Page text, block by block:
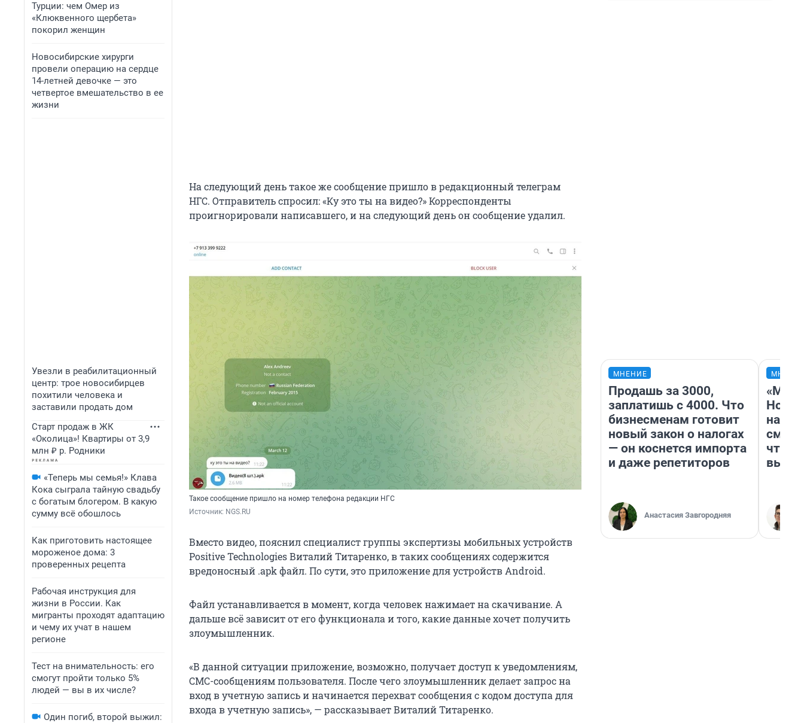
Турции: чем Омер из
«Клюквенного щербета»
покорил женщин
Новосибирские хирурги
провели операцию на сердце
14-летней девочке — это
четвертое вмешательство в ее
жизни
Увезли в реабилитационный
центр: трое новосибирцев
похитили человека и
заставили продать дом
Старт продаж в ЖК
«Околица»! Квартиры от 3,9
млн ₽ р. Родники
«Теперь мы семья!» Клава
Кока сыграла тайную свадьбу
с богатым блогером. В какую
сумму всё обошлось
Как приготовить настоящее
мороженое дома: 3
проверенных рецепта
Рабочая инструкция для
жизни в России. Как
мигранты проходят адаптацию
и чему их учат в нашем
регионе
Тест на внимательность: его
смогут пройти только 5%
людей — вы в их числе?
Один погиб, второй выжил:
На следующий день такое же сообщение пришло в редакционный телеграм
НГС. Отправитель спросил: «Ку это ты на видео?» Корреспонденты
проигнорировали написавшего, и на следующий день он сообщение удалил.
Такое сообщение пришло на номер телефона редакции НГС
Источник: NGS.RU
Вместо видео, пояснил специалист группы экспертизы мобильных устройств
Positive Technologies Виталий Титаренко, в таких сообщениях содержится
вредоносный .apk файл. По сути, это приложение для устройств Android.
Файл устанавливается в момент, когда человек нажимает на скачивание. А
дальше всё зависит от его функционала и того, какие данные хочет получить
злоумышленник.
«В данной ситуации приложение, возможно, получает доступ к уведомлениям,
СМС-сообщениям пользователя. После чего злоумышленник делает запрос на
вход в учетную запись и начинается перехват сообщения с кодом доступа для
входа в учетную запись», — рассказывает Виталий Титаренко.
МНЕНИЕ
Продашь за 3000,
заплатишь с 4000. Что
бизнесменам готовит
новый закон о налогах
— он коснется импорта
и даже репетиторов
Анастасия Завгородняя
«Мы